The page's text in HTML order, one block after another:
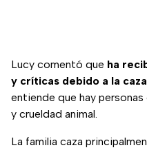
Lucy comentó que ha
y críticas debido a la caza
entiende que hay
y crueldad animal.
La familia caza